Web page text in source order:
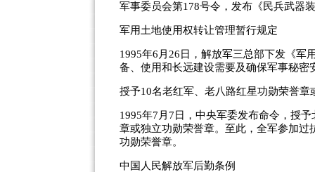
军事委员会第178号令，发布《民兵武器
军用土地使用权转让管理暂行规定
1995年6月26日，解放军三总部下发《军
备、使用和长远建设需要及确保军事秘
授予10名老红军、老八路红星功勋荣誉章
1995年7月7日，中央军委发布命令，授
章或独立功勋荣誉章。至此，全军参加
功勋荣誉章。
中国人民解放军后勤条例